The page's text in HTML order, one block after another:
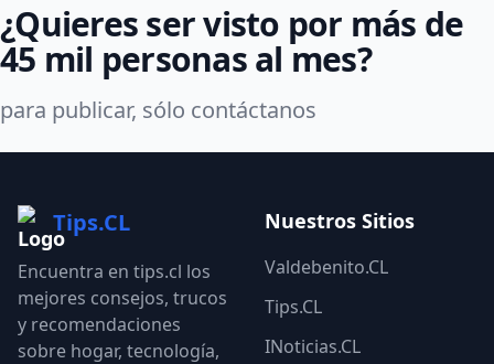
¿Quieres ser visto por más de
45 mil personas al mes?
para publicar, sólo contáctanos
Tips.CL
Encuentra en tips.cl los
mejores consejos, trucos
y recomendaciones
sobre hogar, tecnología,
Nuestros Sitios
Valdebenito.CL
Tips.CL
INoticias.CL